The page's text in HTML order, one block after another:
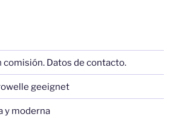
comisión. Datos de contacto.
geeignet
y moderna